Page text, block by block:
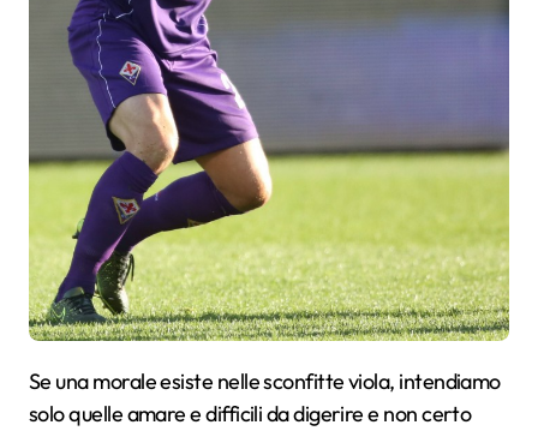
Se una morale esiste nelle sconfitte viola, intendiamo
solo quelle amare e difficili da digerire e non certo